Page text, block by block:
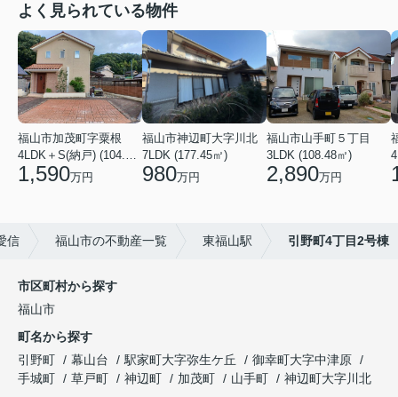
よく見られている物件
福山市加茂町字粟根
1,590万円
福山市神辺町大字川北
7LDK (177.45㎡)
980万円
福山市山手町５丁目
3LDK (108.48㎡)
2,890万円
信 福山市の不動産一覧 東福山駅 引野町4丁目2号棟
市区町村から探す
福山市
町名から探す
引野町
幕山台 駅家町大字弥生ケ丘
御幸町大字中津原
手城町
草戸町 神辺町 加茂町 山手町
神辺町大字川北